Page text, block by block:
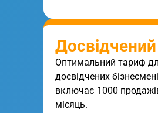
Досвідчений
Оптимальний тариф
досвідчених
включає 1000
місяць.